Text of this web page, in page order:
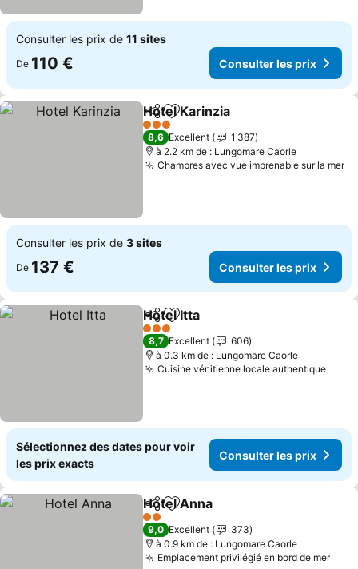
Consulter les prix de 11 sites
De 110 € Consulter les prix
PartagerAjouter à mes favoris
Hotel Karinzia
3 Étoiles
8,6 Excellent
1 387
à 2.2 km de : Lungomare Caorle
Chambres avec vue imprenable sur la mer
Consulter les prix de 3 sites
De 137 € Consulter les prix
PartagerAjouter à mes favoris
Hotel Itta
3 Étoiles
8,7 Excellent
606
à 0.3 km de : Lungomare Caorle
Cuisine vénitienne locale authentique
Sélectionnez des dates pour voir
les prix exacts
Consulter les prix
PartagerAjouter à mes favoris
Hotel Anna
2 Étoiles
9,0 Excellent
373
à 0.9 km de : Lungomare Caorle
Emplacement privilégié en bord de mer